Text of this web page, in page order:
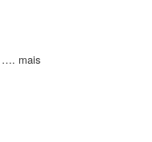
…. mais